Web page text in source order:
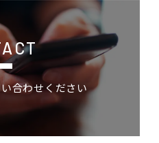
合わせください